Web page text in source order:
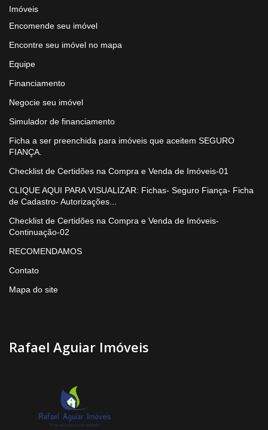
Imóveis
Encomende seu imóvel
Encontre seu imóvel no mapa
Equipe
Financiamento
Negocie seu imóvel
Simulador de financiamento
Ficha a ser preenchida para imóveis que aceitem SEGURO
FIANÇA.
Checklist de Certidões na Compra e Venda de Imóveis-01
CLIQUE AQUI PARA VISUALIZAR: Fichas- Seguro Fiança- Ficha
de Cadastro- Autorizações...
Checklist de Certidões na Compra e Venda de Imóveis-
Continuação-02
RECOMENDAMOS
Contato
Mapa do site
Rafael Aguiar Imóveis